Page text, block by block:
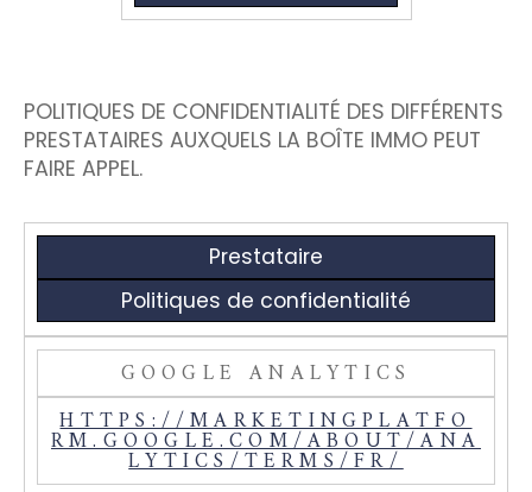
POLITIQUES DE CONFIDENTIALITÉ DES DIFFÉRENTS
PRESTATAIRES AUXQUELS LA BOÎTE IMMO PEUT
FAIRE APPEL.
Prestataire
Politiques de confidentialité
GOOGLE ANALYTICS
HTTPS://MARKETINGPLATFO
RM.GOOGLE.COM/ABOUT/ANA
LYTICS/TERMS/FR/